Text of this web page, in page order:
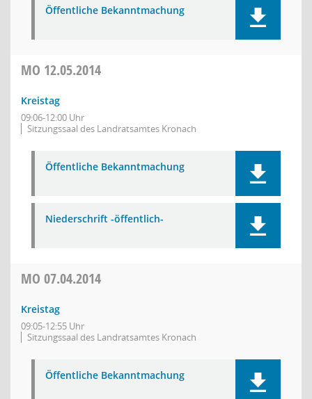
Öffentliche Bekanntmachung
MO 12.05.2014
Kreistag
09:06-12:00 Uhr
Sitzungssaal des Landratsamtes Kronach
Öffentliche Bekanntmachung
Niederschrift -öffentlich-
MO 07.04.2014
Kreistag
09:05-12:55 Uhr
Sitzungssaal des Landratsamtes Kronach
Öffentliche Bekanntmachung